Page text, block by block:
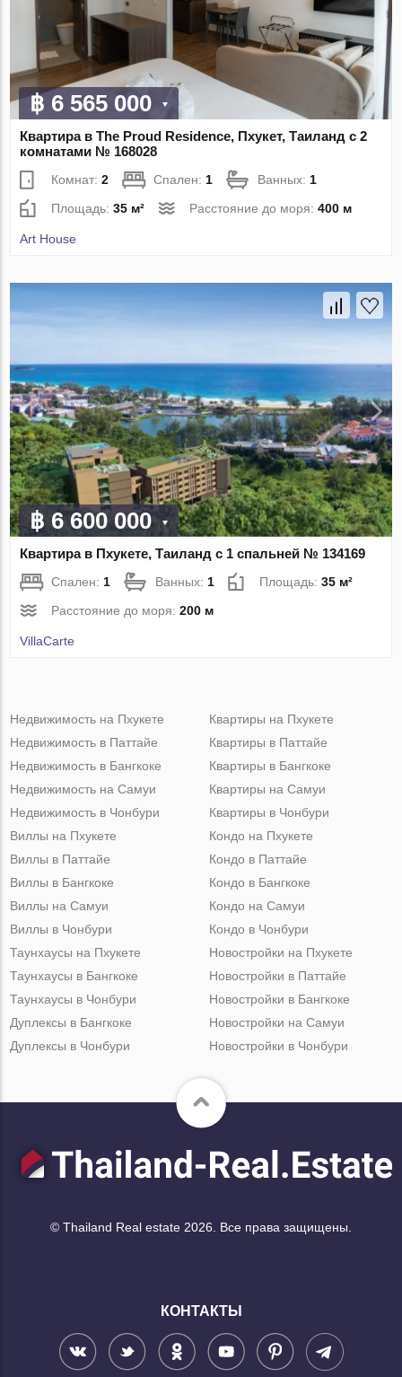
฿ 6 565 000
Квартира в The Proud Residence, Пхукет, Таиланд с 2
комнатами № 168028
Комнат:2 Спален: 1 Ванных: 1
Площадь:35 м² Расстояние до моря:400 м
Art House
฿ 6 600 000
Квартира в Пхукете, Таиланд с 1 спальней № 134169
Спален:1 Ванных:1 Площадь:35 м²
Расстояние до моря:200 м
VillaСarte
Недвижимость на Пхукете
Недвижимость в Паттайе
Недвижимость в Бангкоке
Недвижимость на Самуи
Недвижимость в Чонбури
Квартиры на Пхукете
Квартиры в Паттайе
Квартиры в Бангкоке
Квартиры на Самуи
Квартиры в Чонбури
Виллы на Пхукете
Виллы в Паттайе
Виллы в Бангкоке
Виллы на Самуи
Виллы в Чонбури
Кондо на Пхукете
Кондо в Паттайе
Кондо в Бангкоке
Кондо на Самуи
Кондо в Чонбури
Таунхаусы на Пхукете
Таунхаусы в Бангкоке
Таунхаусы в Чонбури
Дуплексы в Бангкоке
Дуплексы в Чонбури
Новостройки на Пхукете
Новостройки в Паттайе
Новостройки в Бангкоке
Новостройки на Самуи
Новостройки в Чонбури
© Thailand Real estate 2026. Все права защищены.
КОНТАКТЫ